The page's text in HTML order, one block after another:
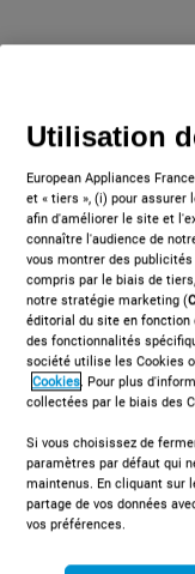
I6I8LCSX
Cuisinière
cm -
Cette cuisinière
caractéristiques
Mode de cuisson
un nettoyage de la
Trouver un
Utilisation
European Appliances
et « tiers », (i) pour
afin d'améliorer le site et
connaître l'audience de
vous montrer des
compris par le biais de
notre stratégie marketing (
éditorial du site en
des fonctionnalités
société utilise les Cookies
Cookies. Pour plus
collectées par le biais des
Si vous choisissez de
paramètres par défaut qui
maintenus. En cliquant sur
partage de vos données
vos préférences.